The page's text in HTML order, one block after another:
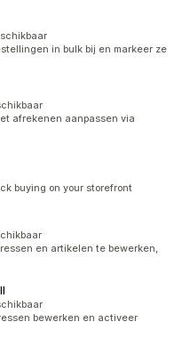
in bulk bij en markeer ze
afrekenen aanpassen via
buying on your storefront
en artikelen te bewerken,
bewerken en activeer